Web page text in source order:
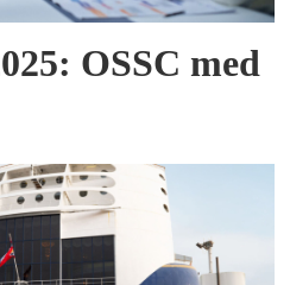
OSSC med